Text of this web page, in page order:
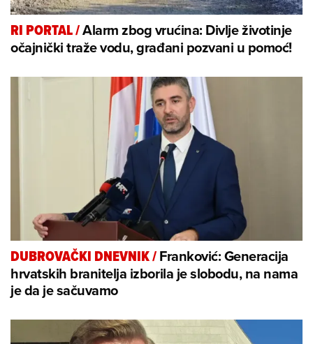
RI PORTAL/Alarm zbog vrućina: Divlje životinje
očajnički traže vodu, građani pozvani u pomoć!
DUBROVAČKI DNEVNIK/Franković: Generacija
hrvatskih branitelja izborila je slobodu, na nama
je da je sačuvamo